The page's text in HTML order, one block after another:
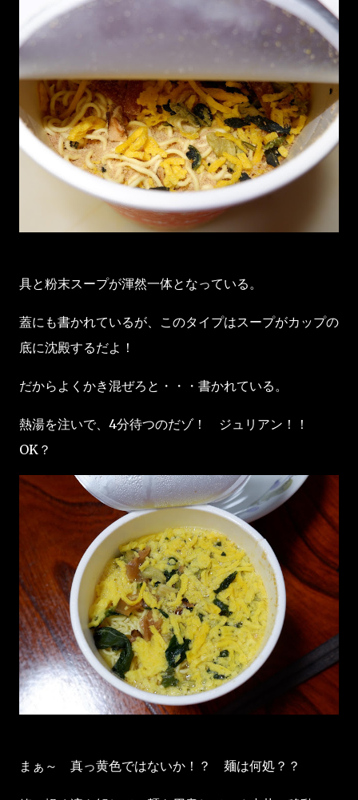
具と粉末スープが渾然一体となっている。
蓋にも書かれているが、このタイプはスープがカップの
底に沈殿するだよ！
だからよくかき混ぜろと・・・書かれている。
熱湯を注いで、4分待つのだゾ！ ジュリアン！！
OK？
まぁ～ 真っ黄色ではないか！？ 麺は何処？？